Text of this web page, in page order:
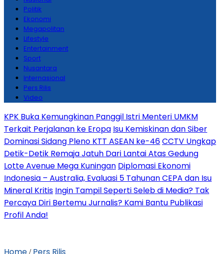
Politik
Ekonomi
Megapolitan
Lifestyle
Entertainment
Sport
Nusantara
Internasional
Pers Rilis
Video
KPK Buka Kemungkinan Panggil Istri Menteri UMKM
Terkait Perjalanan ke Eropa Isu Kemiskinan dan Siber
Dominasi Sidang Pleno KTT ASEAN ke-46CCTV Ungkap
Detik-Detik Remaja Jatuh Dari Lantai Atas Gedung
Lotte Avenue Mega Kuningan Diplomasi Ekonomi
Indonesia – Australia, Evaluasi 5 Tahunan CEPA dan Isu
Mineral Kritis Ingin Tampil Seperti Seleb di Media? Tak
Percaya Diri Bertemu Jurnalis? Kami Bantu Publikasi
Profil Anda!
/